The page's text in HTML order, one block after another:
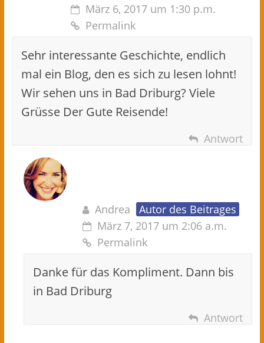
März 6, 2017 um 1:30 p.m.
Permalink
Sehr interessante Geschichte, endlich
mal ein Blog, den es sich zu lesen lohnt!
Wir sehen uns in Bad Driburg? Viele
Grüsse Der Gute Reisende!
Antwort
Andrea
Autor des Beitrages
März 7, 2017 um 2:06 a.m.
Permalink
Danke für das Kompliment. Dann bis
in Bad Driburg
Antwort